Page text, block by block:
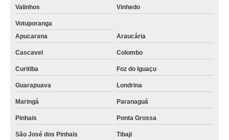
Valinhos Vinhedo
Votuporanga
Apucarana
Araucária
Cascavel Colombo
Curitiba Foz do Iguaçu
Guarapuava Londrina
Maringá Paranaguá
Pinhais Ponta Grossa
São José dos Pinhais Tibaji